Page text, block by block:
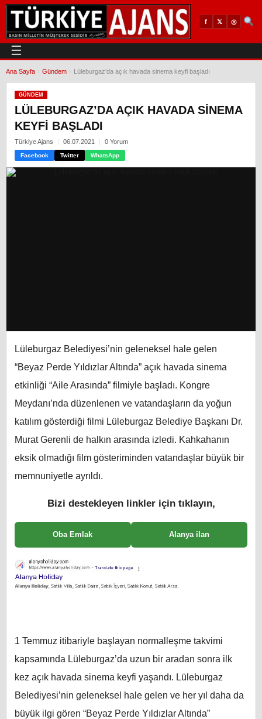
f 𝕏 ◎
☰
Ana Sayfa Gündem Lüleburgaz’da açık havada sinema keyfi başladı
GÜNDEM
LÜLEBURGAZ’DA AÇIK HAVADA SINEMA
KEYFI BAŞLADI
Türkiye Ajans 06.07.2021 0 Yorum
Facebook Twitter WhatsApp
Lüleburgaz Belediyesi’nin geleneksel hale gelen
“Beyaz Perde Yıldızlar Altında” açık havada sinema
etkinliği “Aile Arasında” filmiyle başladı. Kongre
Meydanı’nda düzenlenen ve vatandaşların da yoğun
katılım gösterdiği filmi Lüleburgaz Belediye Başkanı Dr.
Murat Gerenli de halkın arasında izledi. Kahkahanın
eksik olmadığı film gösteriminden vatandaşlar büyük bir
memnuniyetle ayrıldı.
Bizi destekleyen linkler için tıklayın,
Oba Emlak Alanya ilan
1 Temmuz itibariyle başlayan normalleşme takvimi
kapsamında Lüleburgaz’da uzun bir aradan sonra ilk
kez açık havada sinema keyfi yaşandı. Lüleburgaz
Belediyesi’nin geleneksel hale gelen ve her yıl daha da
büyük ilgi gören “Beyaz Perde Yıldızlar Altında”